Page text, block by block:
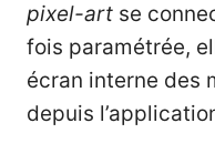
pixel-art se
fois paramétrée,
écran interne des
depuis